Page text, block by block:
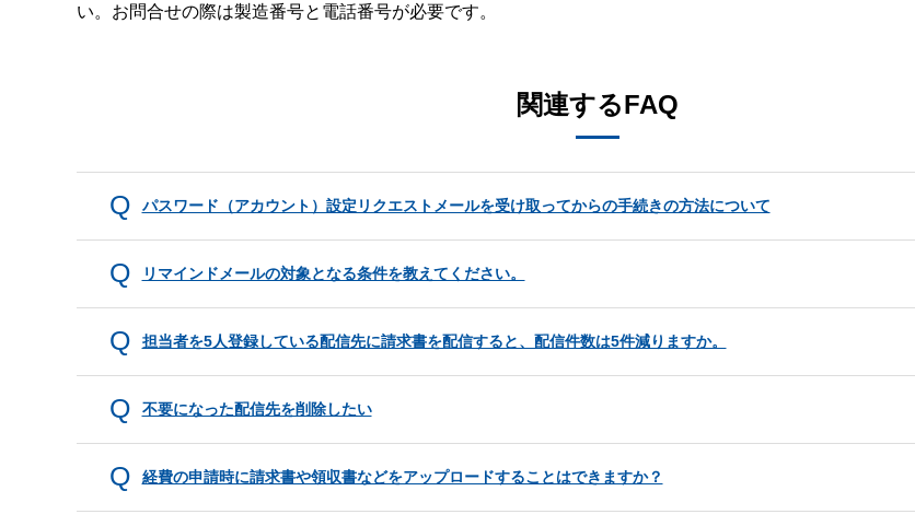
い。お問合せの際は製造番号と電話番号が必要です。
関連するFAQ
パスワード（アカウント）設定リクエストメールを受け取ってからの手続きの方法について
リマインドメールの対象となる条件を教えてください。
担当者を5人登録している配信先に請求書を配信すると、配信件数は5件減りますか。
不要になった配信先を削除したい
経費の申請時に請求書や領収書などをアップロードすることはできますか？